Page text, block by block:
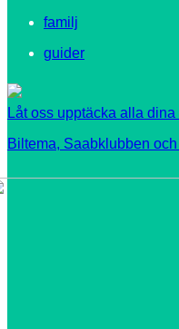
familj
guider
Låt oss upptäcka alla
Biltema, Saabklubben